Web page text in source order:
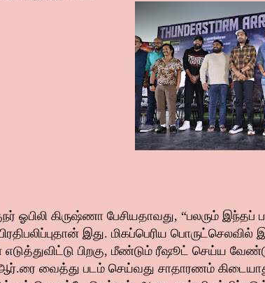
ஓபிலி கிருஷ்ணா பேசியதாவது, “பலரும்
இது. மிகப்பெரிய
எடுத்துவிட்டு பிறகு, மீண்டும் ரீஷூட் செய்ய
வைத்து படம் செய்வது சாதாரணம்